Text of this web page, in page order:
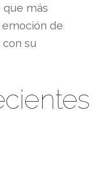
que más
de
su